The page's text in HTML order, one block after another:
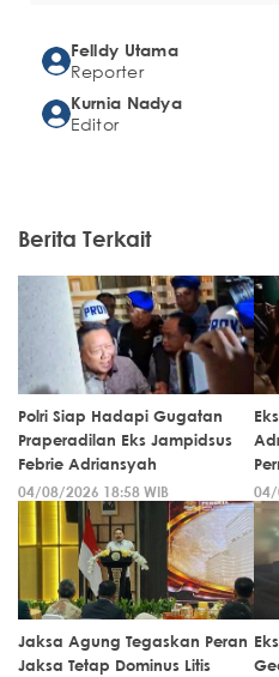
Felldy Utama
Reporter
Kurnia Nadya
Editor
Berita Terkait
Polri Siap Hadapi Gugatan
Praperadilan Eks Jampidsus
Febrie Adriansyah
04/08/2026 18:58 WIB
04/
Jaksa Agung Tegaskan Peran
Jaksa Tetap Dominus Litis